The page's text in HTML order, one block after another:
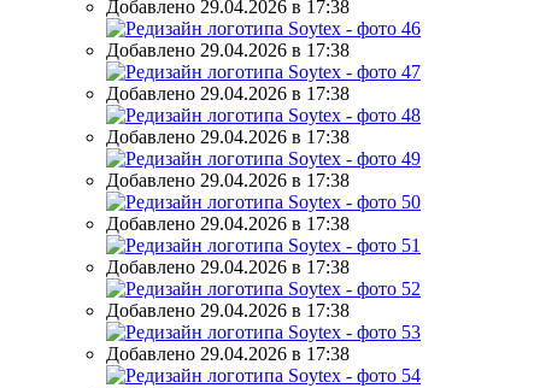
Добавлено 29.04.2026 в 17:38
Добавлено 29.04.2026 в 17:38
Добавлено 29.04.2026 в 17:38
Добавлено 29.04.2026 в 17:38
Добавлено 29.04.2026 в 17:38
Добавлено 29.04.2026 в 17:38
Добавлено 29.04.2026 в 17:38
Добавлено 29.04.2026 в 17:38
Добавлено 29.04.2026 в 17:38